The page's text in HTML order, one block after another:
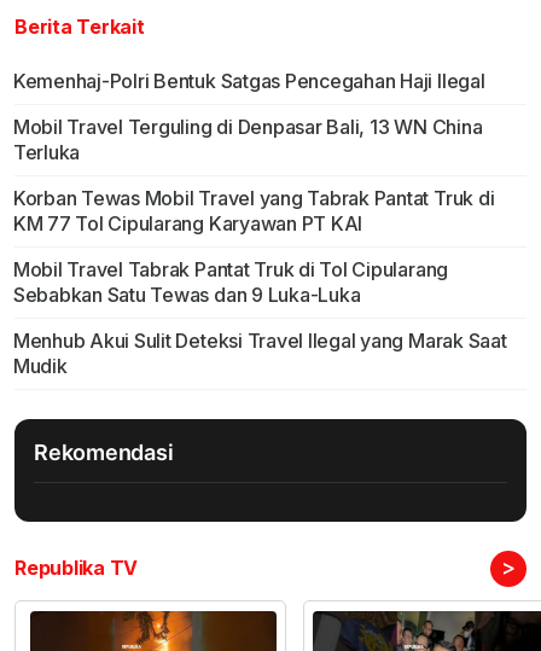
Berita Terkait
Kemenhaj-Polri Bentuk Satgas Pencegahan Haji Ilegal
Mobil Travel Terguling di Denpasar Bali, 13 WN China
Terluka
Korban Tewas Mobil Travel yang Tabrak Pantat Truk di
KM 77 Tol Cipularang Karyawan PT KAI
Mobil Travel Tabrak Pantat Truk di Tol Cipularang
Sebabkan Satu Tewas dan 9 Luka-Luka
Menhub Akui Sulit Deteksi Travel Ilegal yang Marak Saat
Mudik
Rekomendasi
Republika TV >